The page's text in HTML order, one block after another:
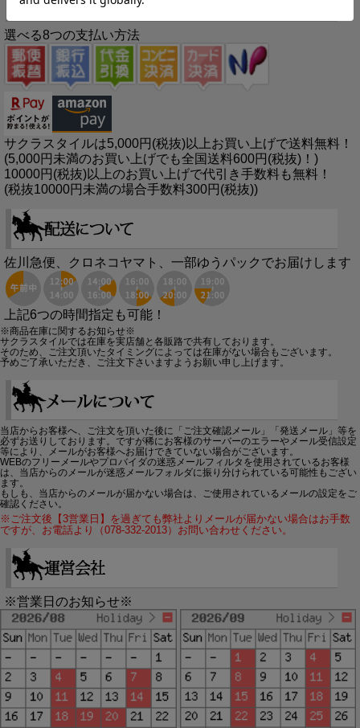
選べる8つの支払い方法
サクラスタイルは5,000円(税抜)以上お買い上げで送料無料！
(5,000円未満のお買い上げでも全国送料600円(税抜)！)
10000円(税抜)以上のお買い上げで代引き手数料も無料！
(税抜10000円未満の場合手数料300円(税抜))
佐川急便、クロネコヤマト、一部ゆうパックでお届けします
上記6つの時間指定も可能！
※商品在庫に関するお知らせ※
サクラスタイルでは在庫を実店舗と各販路で共有しております。
そのため、ご注文頂いたタイミングによっては在庫がない場合もございます。
予めご了承いただき、ご注文下さいますようお願い申し上げます。
当店からお客様へ、ご注文を頂いた後に「ご注文確認メール」「発送メール」等を
必ずお送りしております。ですが稀にお客様のサーバーのエラーやメール受信設定
等により、メールがお客様へお届けできていない場合がございます。
WEBのフリーメールやプロバイダの迷惑メールフィルタを使用されているお客様
は、当店からのメールが迷惑メールフォルダに振り分けられている可能性もござい
ます。
もしも、当店からのメールが届かない場合は、ご使用されているメールの設定をご
確認ください。
※ご注文後【3営業日】を過ぎても弊社よりメールが届かない場合はお手数
ですが、お電話より（078-332-2013）お問い合わせください。
※営業日のお知らせ※